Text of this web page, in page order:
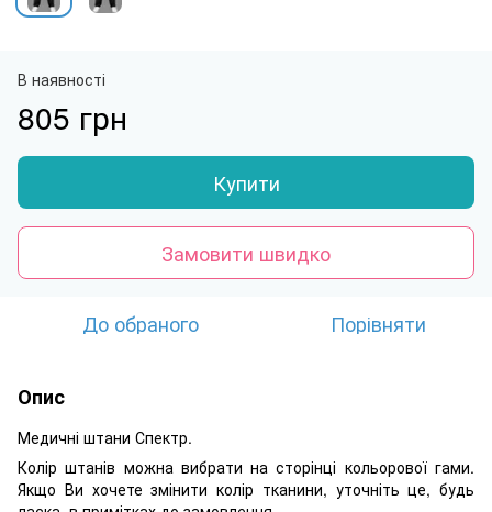
В наявності
805 грн
Купити
Замовити швидко
До обраного Порівняти
Опис
Медичні штани Спектр.
Колір штанів можна вибрати на сторінці кольорової гами.
Якщо Ви хочете змінити колір тканини, уточніть це, будь